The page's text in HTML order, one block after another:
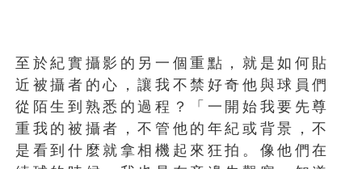
至於紀實攝影的另一個重點，就是如何貼
近被攝者的心，讓我不禁好奇他與球員們
從陌生到熟悉的過程？「一開始我要先尊
重我的被攝者，不管他的年紀或背景，不
是看到什麼就拿相機起來狂拍。像他們在